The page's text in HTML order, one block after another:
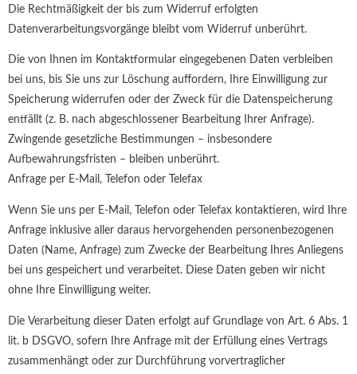
Die Rechtmäßigkeit der bis zum Widerruf erfolgten
Datenverarbeitungsvorgänge bleibt vom Widerruf unberührt.
Die von Ihnen im Kontaktformular eingegebenen Daten verbleiben
bei uns, bis Sie uns zur Löschung auffordern, Ihre Einwilligung zur
Speicherung widerrufen oder der Zweck für die Datenspeicherung
entfällt (z. B. nach abgeschlossener Bearbeitung Ihrer Anfrage).
Zwingende gesetzliche Bestimmungen – insbesondere
Aufbewahrungsfristen – bleiben unberührt.
Anfrage per E-Mail, Telefon oder Telefax
Wenn Sie uns per E-Mail, Telefon oder Telefax kontaktieren, wird Ihre
Anfrage inklusive aller daraus hervorgehenden personenbezogenen
Daten (Name, Anfrage) zum Zwecke der Bearbeitung Ihres Anliegens
bei uns gespeichert und verarbeitet. Diese Daten geben wir nicht
ohne Ihre Einwilligung weiter.
Die Verarbeitung dieser Daten erfolgt auf Grundlage von Art. 6 Abs. 1
lit. b DSGVO, sofern Ihre Anfrage mit der Erfüllung eines Vertrags
zusammenhängt oder zur Durchführung vorvertraglicher